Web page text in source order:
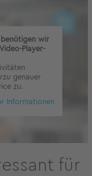
benötigen wir
Player-
genauer
zu.
Informationen
für